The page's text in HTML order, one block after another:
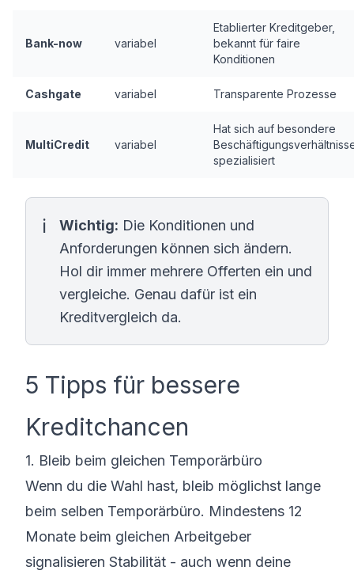
Bank-now variabel
Etablierter Kreditgeber,
bekannt für faire
Konditionen
Cashgate variabel Transparente Prozesse
MultiCredit variabel
Hat sich auf besondere
spezialisiert
Wichtig: Die Konditionen und
Anforderungen können sich ändern.
Hol dir immer mehrere Offerten ein und
vergleiche. Genau dafür ist ein
Kreditvergleich da.
5 Tipps für bessere
Kreditchancen
1. Bleib beim gleichen Temporärbüro
Wenn du die Wahl hast, bleib möglichst lange
beim selben Temporärbüro. Mindestens 12
Monate beim gleichen Arbeitgeber
signalisieren Stabilität - auch wenn deine